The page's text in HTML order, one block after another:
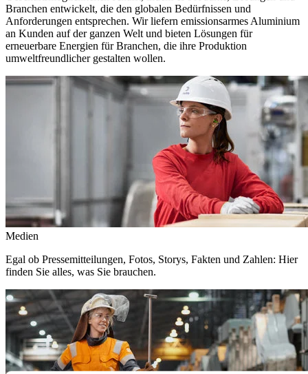
Branchen entwickelt, die den globalen Bedürfnissen und
Anforderungen entsprechen. Wir liefern emissionsarmes Aluminium
an Kunden auf der ganzen Welt und bieten Lösungen für
erneuerbare Energien für Branchen, die ihre Produktion
umweltfreundlicher gestalten wollen.
Medien
Egal ob Pressemitteilungen, Fotos, Storys, Fakten und Zahlen: Hier
finden Sie alles, was Sie brauchen.